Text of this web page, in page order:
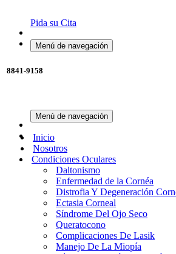
Pida su Cita
Menú de navegación
8841-9158
Menú de navegación
Inicio
Nosotros
Condiciones Oculares
Daltonismo
Enfermedad de la Cornéa
Distrofia Y Degeneración
Ectasia Corneal
Síndrome Del Ojo Seco
Queratocono
Complicaciones De Lasik
Manejo De La Miopía